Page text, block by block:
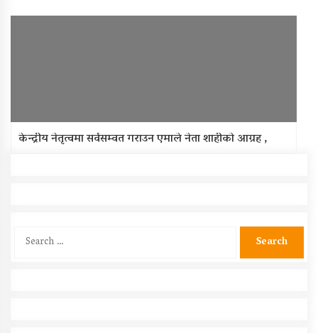
केन्द्रीय नेतृत्वमा सर्वसम्वत गराउन एमाले नेता शाहीको आग्रह ,
Search